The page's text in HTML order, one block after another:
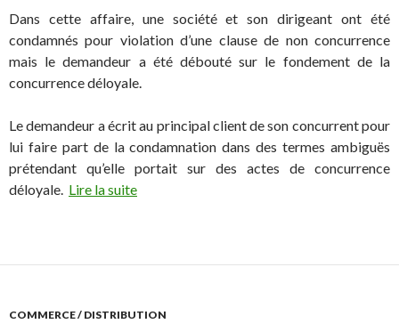
Dans cette affaire, une société et son dirigeant ont été
condamnés pour violation d’une clause de non concurrence
mais le demandeur a été débouté sur le fondement de la
concurrence déloyale.
Le demandeur a écrit au principal client de son concurrent pour
lui faire part de la condamnation dans des termes ambiguës
prétendant qu’elle portait sur des actes de concurrence
déloyale. Lire la suite
COMMERCE / DISTRIBUTION